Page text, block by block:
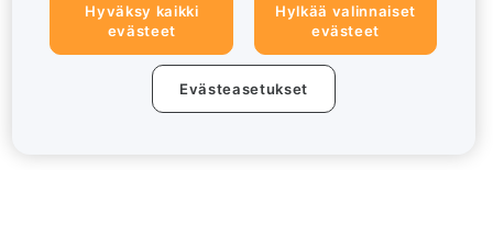
Hyväksy kaikki
evästeet
Hylkää valinnaiset
evästeet
Evästeasetukset